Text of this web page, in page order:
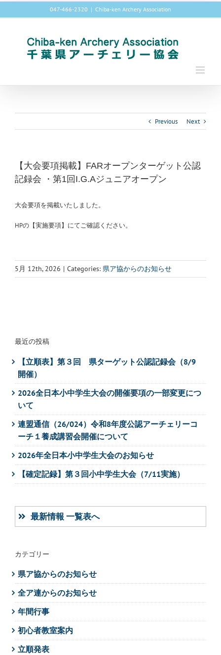
047-466-2320 | Chiba-ken Archery Association
Previous Next
【大会要項掲載】FARオープンターゲット公認
記録会 ・第1回I.G.Aジュニアオープン
大会要項を掲載いたしました。
HPの【実施要項】にてご確認ください。
5月 12th, 2026 | Categories: 県ア協からのお知らせ
最近の投稿
【立順表】第３回 県ターゲット公認記録会（8/9
開催）
2026全日本小中学生大会の開催要項の一部変更につ
いて
連盟通信（26/024）令和8年度公認アーチェリーコ
ーチ１養成講習会開催について
2026年全日本小中学生大会のお知らせ
【確定記録】第３回小中学生大会（7/11実施）
最新情報 一覧表へ
カテゴリー
県ア協からのお知らせ
全ア連からのお知らせ
年間行事
初心者教室案内
立順発表